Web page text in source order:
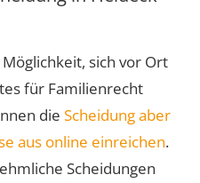
sich vor Ort
für Familienrecht
die Scheidung aber
aus online einreichen.
Scheidungen